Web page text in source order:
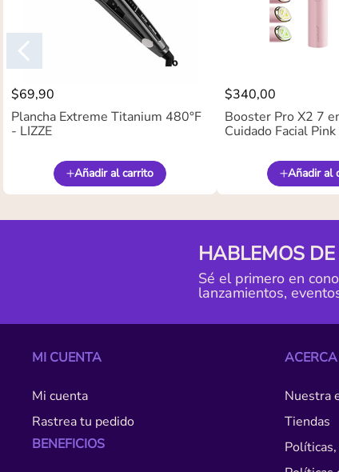
$69,90
Plancha Extreme Titanium 480°F
- LIZZE
Añadir al carrito
$340,00
Booster Pro X2 7
Cuidado Facial
Añadir al
HABLEMOS
Sé el primero en
lanzamientos,
MI CUENTA
Mi cuenta
Rastrea tu pedido
BENEFICIOS
Nuestra
Tiendas